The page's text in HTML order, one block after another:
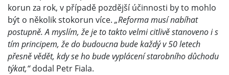
korun za rok, v případě pozdější účinnosti by to mohlo
být o několik stokorun více. „Reforma musí nabíhat
postupně. A myslím, že je to takto velmi citlivě stanoveno i s
tím principem, že do budoucna bude každý v 50 letech
přesně vědět, kdy se ho bude vyplácení starobního důchodu
týkat,“dodal Petr Fiala.